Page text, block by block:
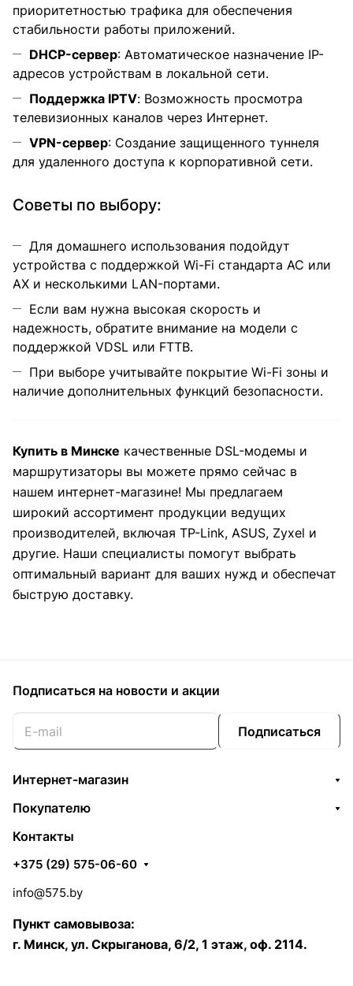
приоритетностью трафика для обеспечения
стабильности работы приложений.
DHCP-сервер: Автоматическое назначение IP-
адресов устройствам в локальной сети.
Поддержка IPTV: Возможность просмотра
телевизионных каналов через Интернет.
VPN-сервер: Создание защищенного туннеля
для удаленного доступа к корпоративной сети.
Советы по выбору:
Для домашнего использования подойдут
устройства с поддержкой Wi-Fi стандарта AC или
AX и несколькими LAN-портами.
Если вам нужна высокая скорость и
надежность, обратите внимание на модели с
поддержкой VDSL или FTTB.
При выборе учитывайте покрытие Wi-Fi зоны и
наличие дополнительных функций безопасности.
Купить в Минске качественные DSL-модемы и
маршрутизаторы вы можете прямо сейчас в
нашем интернет-магазине! Мы предлагаем
широкий ассортимент продукции ведущих
производителей, включая TP-Link, ASUS, Zyxel и
другие. Наши специалисты помогут выбрать
оптимальный вариант для ваших нужд и обеспечат
быструю доставку.
Подписаться на новости и акции
Подписаться
Интернет-магазин
Покупателю
Контакты
+375 (29) 575-06-60
info@575.by
Пункт самовывоза:
г. Минск, ул. Скрыганова, 6/2, 1 этаж, оф. 2114.